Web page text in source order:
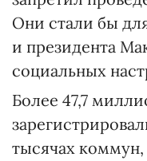
Они стали бы
и президента
социальных
Более 47,7
тысячах